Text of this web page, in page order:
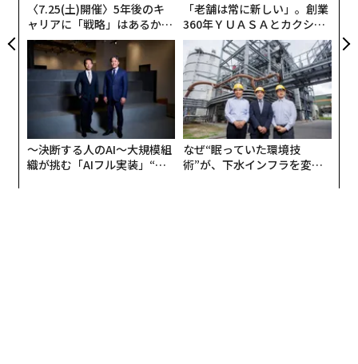
〈7.25(土)開催〉5年後のキ
ャリアに「戦略」はあるか。
トップエグゼクティブのキャ
リアに触れる1日│CAREER S
UMMIT 2026
「老舗は常に新しい」。創業
360年ＹＵＡＳＡとカクシン
CEO田尻望が語る、AIを超え
る人の価値
〜決断する人のAI〜大規模組
織が挑む「AIフル実装」“使
なぜ“眠っていた環境技
術”が、下水インフラを変え